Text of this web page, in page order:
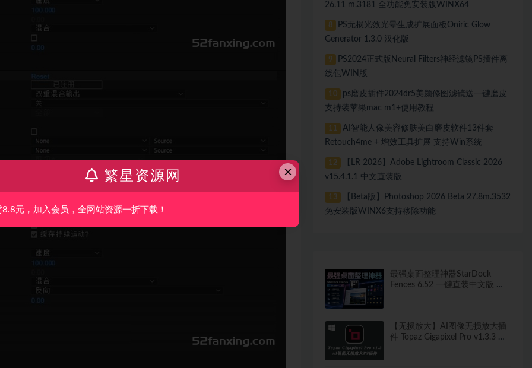
26.11 m.3181 全功能免安装版WINX64
8
PS无损光效光晕生成扩展面板Oniric Glow
Generator 1.3.0 汉化版
9
PS2024正式版Neural Filters神经滤镜PS插件离
线包WIN版
10
ps磨皮插件2024dr5美颜修图滤镜送一键磨皮
支持装苹果mac m1+使用教程
11
AI智能人像美容修肤美白磨皮软件13件套
Retouch4me + 增效工具扩展 支持Win系统
12
【LR 2026】Adobe Lightroom Classic 2026
v15.4.1.1 中文直装版
13
【Beta版】Photoshop 2026 Beta 27.8m.3532
免安装版WINX6支持移除功能
最强桌面整理神器StarDock
Fences 6.52 一键直装中文版 秒
【无损放大】AI图像无损放大插
件 Topaz Gigapixel Pro v1.3.3 中
×
繁星资源网
8.8元，加入会员，全网站资源一折下载！